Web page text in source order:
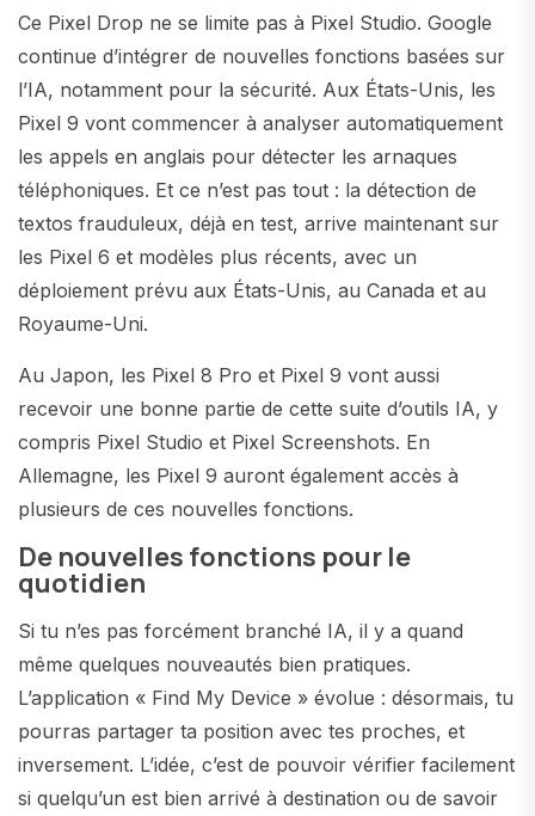
Ce Pixel Drop ne se limite pas à Pixel Studio. Google
continue d’intégrer de nouvelles fonctions basées sur
l’IA, notamment pour la sécurité. Aux États-Unis, les
Pixel 9 vont commencer à analyser automatiquement
les appels en anglais pour détecter les arnaques
téléphoniques. Et ce n’est pas tout : la détection de
textos frauduleux, déjà en test, arrive maintenant sur
les Pixel 6 et modèles plus récents, avec un
déploiement prévu aux États-Unis, au Canada et au
Royaume-Uni.
Au Japon, les Pixel 8 Pro et Pixel 9 vont aussi
recevoir une bonne partie de cette suite d’outils IA, y
compris Pixel Studio et Pixel Screenshots. En
Allemagne, les Pixel 9 auront également accès à
plusieurs de ces nouvelles fonctions.
De nouvelles fonctions pour le
quotidien
Si tu n’es pas forcément branché IA, il y a quand
même quelques nouveautés bien pratiques.
L’application « Find My Device » évolue : désormais, tu
pourras partager ta position avec tes proches, et
inversement. L’idée, c’est de pouvoir vérifier facilement
si quelqu’un est bien arrivé à destination ou de savoir